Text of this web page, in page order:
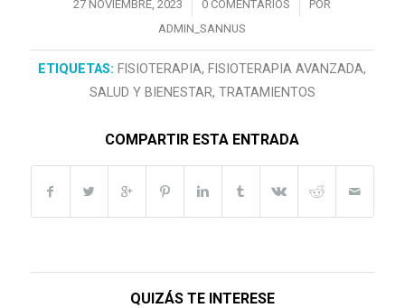
27 NOVIEMBRE, 2023
/ 0 COMENTARIOS
/
POR
ADMIN_SANNUS
ETIQUETAS: FISIOTERAPIA, FISIOTERAPIA AVANZADA,
SALUD Y BIENESTAR, TRATAMIENTOS
COMPARTIR ESTA ENTRADA
QUIZÁS TE INTERESE